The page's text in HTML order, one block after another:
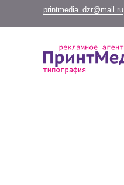
printmedia_dzr@mail.ru